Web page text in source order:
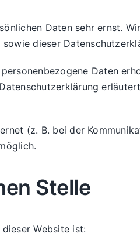
Daten sehr ernst.
dieser
Daten
(z. B. bei der
Stelle
Website ist: